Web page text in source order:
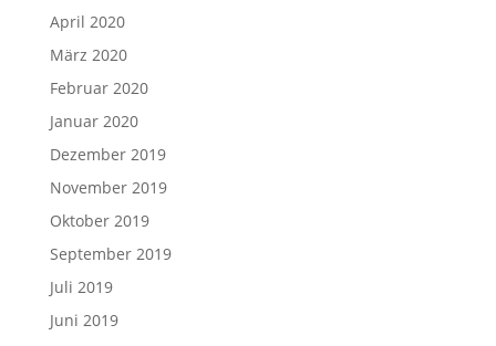
April 2020
März 2020
Februar 2020
Januar 2020
Dezember 2019
November 2019
Oktober 2019
September 2019
Juli 2019
Juni 2019